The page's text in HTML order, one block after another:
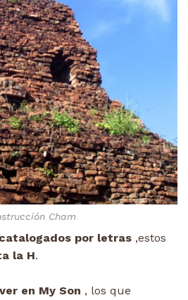
Cham
por letras ,estos
la H.
en My Son , los que